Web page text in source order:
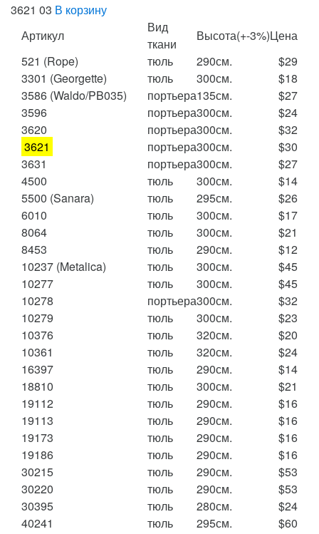
3621 03 В корзину
Артикул
Вид
ткани
Высота(+-3%)Цена
521 (Rope)
тюль 290см.
$29
3301 (Georgette)
тюль 300см.
$18
3586 (Waldo/PB035)
портьера135см.
$27
3596
портьера300см.
$24
3620
портьера300см.
$32
3621
портьера300см.
$30
3631
портьера300см.
$27
4500
тюль 300см.
$14
5500 (Sanara)
тюль 295см.
$26
6010
тюль 300см.
$17
8064
тюль 300см.
$21
8453
тюль 290см.
$12
10237 (Metalica)
тюль 300см.
$45
10277
тюль 300см.
$45
10278
портьера300см.
$32
10279
тюль 300см.
$23
10376
тюль 320см.
$20
10361
тюль 320см.
$24
16397
тюль 290см.
$14
18810
тюль 300см.
$21
19112
тюль 290см.
$16
19113
тюль 290см.
$16
19173
тюль 290см.
$16
19186
тюль 290см.
$16
30215
тюль 290см.
$53
30220
тюль 290см.
$53
30395
тюль 280см.
$24
40241
тюль 295см.
$60